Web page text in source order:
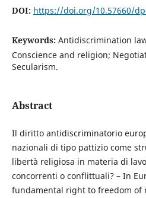
DOI: https://doi.org/10.57660/
Keywords: Antidiscrimination
Conscience and religion;
Secularism.
Abstract
Il diritto antidiscriminatorio
nazionali di tipo pattizio come
libertà religiosa in materia di
concorrenti o conflittuali? – In
fundamental right to freedom of